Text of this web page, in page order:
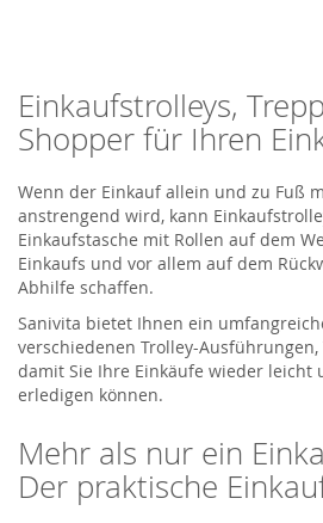
Einkaufstrolleys,
Shopper für Ihren
Wenn der Einkauf allein und zu Fuß
anstrengend wird, kann
Einkaufstasche mit Rollen auf dem
Einkaufs und vor allem auf dem
Abhilfe schaffen.
Sanivita bietet Ihnen ein
verschiedenen Trolley-
damit Sie Ihre Einkäufe wieder leicht
erledigen können.
Mehr als nur ein
Der praktische